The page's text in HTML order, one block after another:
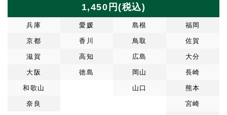
1,450円(税込)
兵庫 愛媛 島根 福岡
京都 香川 鳥取 佐賀
滋賀 高知 広島 大分
大阪 徳島 岡山 長崎
和歌山 山口 熊本
奈良 宮崎